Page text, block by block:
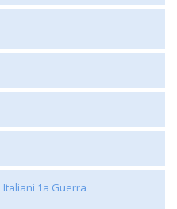
1a Guerra